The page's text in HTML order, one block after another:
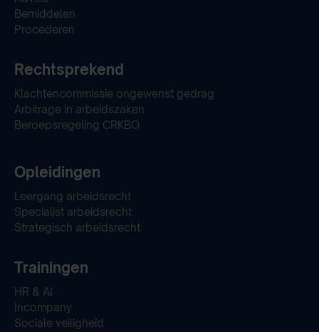
Bemiddelen
Procederen
Rechtsprekend
Klachtencommissie ongewenst gedrag
Arbitrage in arbeidszaken
Beroepsregeling CRKBO
Opleidingen
Leergang arbeidsrecht
Specialist arbeidsrecht
Strategisch arbeidsrecht
Trainingen
HR & AI
Incompany
Sociale veiligheid